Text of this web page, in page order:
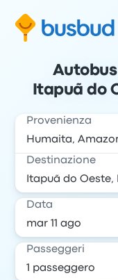
Itapuã do
Provenienza
Destinazione
Data
Passeggeri